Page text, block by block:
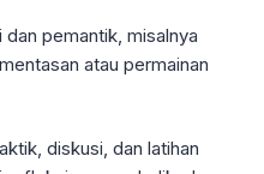
pemantik, misalnya
atau permainan
diskusi, dan latihan